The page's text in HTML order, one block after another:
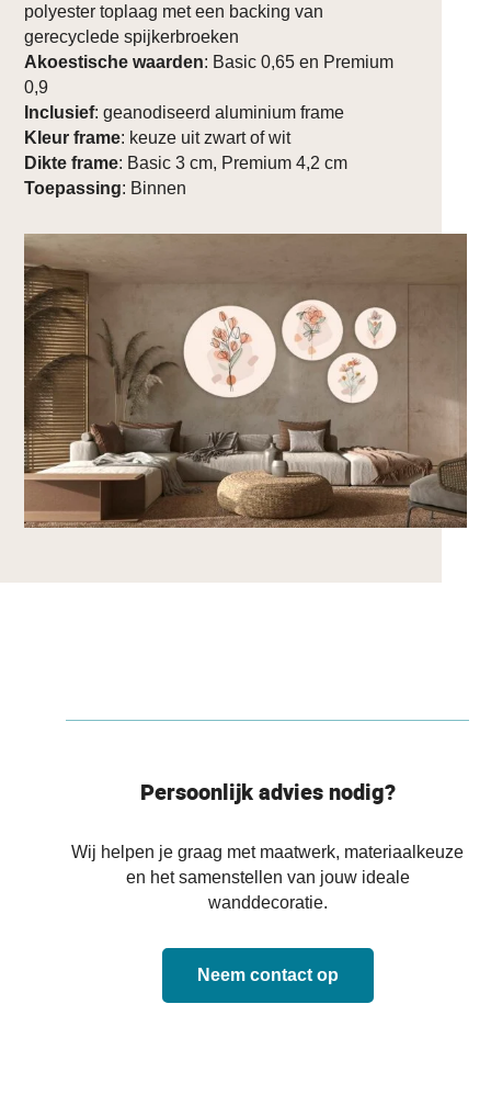
polyester toplaag met een backing van
gerecyclede spijkerbroeken
Akoestische waarden: Basic 0,65 en Premium
0,9
Inclusief: geanodiseerd aluminium frame
Kleur frame: keuze uit zwart of wit
Dikte frame: Basic 3 cm, Premium 4,2 cm
Toepassing: Binnen
Persoonlijk advies nodig?
Wij helpen je graag met maatwerk, materiaalkeuze
en het samenstellen van jouw ideale
wanddecoratie.
Neem contact op